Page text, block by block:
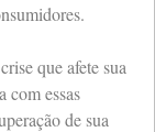
que afete sua
com essas
de sua